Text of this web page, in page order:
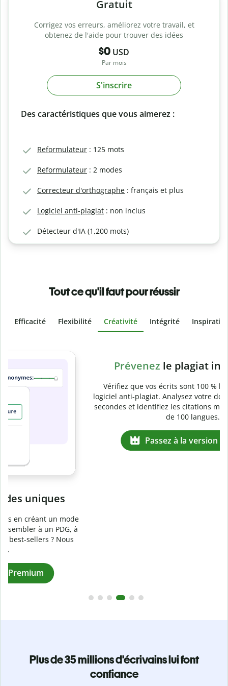
Gratuit
Corrigez vos erreurs, améliorez votre travail, et
obtenez de l'aide pour trouver des idées
$0 USD
Par mois
S'inscrire
Des caractéristiques que vous aimerez :
Reformulateur : 125 mots
Reformulateur : 2 modes
Correcteur d'orthographe : français et plus
Logiciel anti-plagiat : non inclus
Détecteur d'IA (1,200 mots)
Tout ce qu'il faut pour réussir
Efficacité Flexibilité Créativité Intégrité
Prévenez
Vérifiez que vos écrits sont 100 % les vôtres grâce au
logiciel anti-plagiat. Analysez votre document en quelques
secondes et identifiez les citations manquantes dans plus
Plus de 35 millions d'écrivains lui font
confiance